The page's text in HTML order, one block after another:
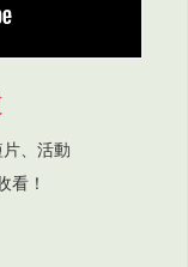
、活動
看！